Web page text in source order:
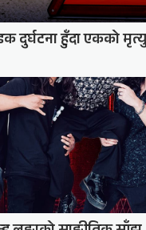
दुर्घटना हुँदा एकको